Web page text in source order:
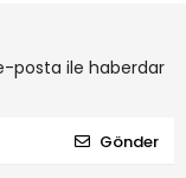
posta ile haberdar
Gönder